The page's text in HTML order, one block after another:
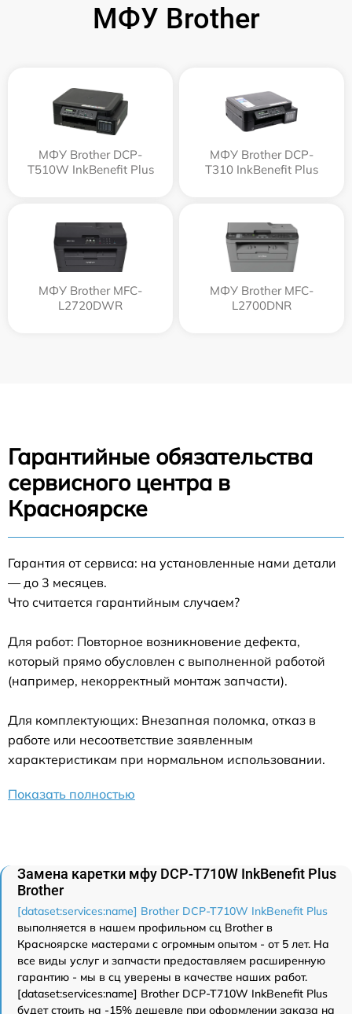
МФУ Brother
МФУ Brother DCP-
T510W InkBenefit Plus
МФУ Brother DCP-
T310 InkBenefit Plus
МФУ Brother MFC-
L2720DWR
МФУ Brother MFC-
L2700DNR
Гарантийные обязательства
сервисного центра в
Красноярске
Гарантия от сервиса: на установленные нами детали
— до 3 месяцев.
Что считается гарантийным случаем?
Для работ: Повторное возникновение дефекта,
который прямо обусловлен с выполненной работой
(например, некорректный монтаж запчасти).
Для комплектующих: Внезапная поломка, отказ в
работе или несоответствие заявленным
характеристикам при нормальном использовании.
Показать полностью
Замена каретки мфу DCP-T710W InkBenefit Plus
Brother
[dataset:services:name] Brother DCP-T710W InkBenefit Plus
выполняется в нашем профильном сц Brother в
Красноярске мастерами с огромным опытом - от 5 лет. На
все виды услуг и запчасти предоставляем расширенную
гарантию - мы в сц уверены в качестве наших работ.
[dataset:services:name] Brother DCP-T710W InkBenefit Plus
будет стоить на -15% дешевле при оформлении заказа на